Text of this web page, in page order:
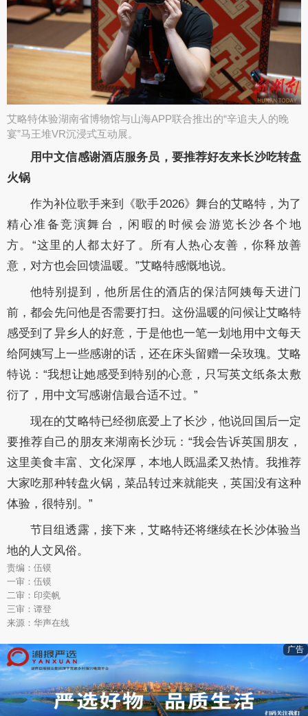
艾略特体验湖南省博物馆与山海APP联合推出的“辛追夫人的晚
宴”马王堆VR沉浸式互动展。​
用中文信感谢酒店服务员，要推荐好友来长沙吃转盘
火锅
作为补位歌手来到《歌手2026》舞台的艾略特，为了
精心准备竞演舞台，闲暇的时候会游览长沙各个地
方。“这里的人都太好了。所有人热心友善，你释放善
意，对方也会回馈温暖。”艾略特感慨地说。
他特别提到，他所居住的酒店的保洁阿姨每天进门
前，都会先问他是否需要打扫。这份温暖的问候让艾略特
感受到了异乡人的好意，于是他也一笔一划地用中文每天
给阿姨写上一些感谢的话，还在床头留赠一朵玫瑰。艾略
特说：“我想让她感受到特别的心意，只写英文纸条太敷
衍了，用中文写感谢信最合适不过。”
现在的艾略特已经彻底爱上了长沙，他说回国后一定
要推荐自己的朋友来湖南长沙玩：“我会告诉英国朋友，
这里美食丰富、文化深厚，本地人既温柔又热情。我推荐
大家吃那种转盘火锅，菜品转过来就能夹，英国没有这种
体验，很特别。”
节目组透露，接下来，艾略特还将继续在长沙体验当
地的人文风俗。
责编：伍镆
一审：伍镆
二审：印奕帆
三审：谭登
来源：华声在线
广告